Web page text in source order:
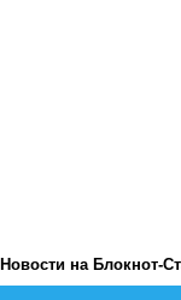
Новости на Блoкнoт-